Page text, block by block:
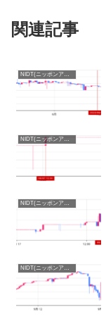
関連記事
NIDT(ニッポンアイドルトークン)まとめ
NIDT(ニッポンアイドルトークン)まとめ
NIDT(ニッポンアイドルトークン)まとめ